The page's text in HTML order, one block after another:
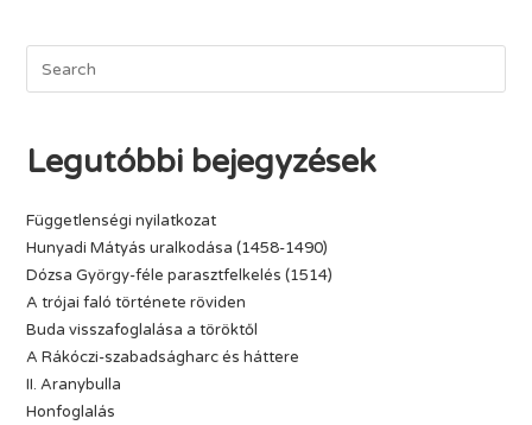
Legutóbbi bejegyzések
Függetlenségi nyilatkozat
Hunyadi Mátyás uralkodása (1458-1490)
Dózsa György-féle parasztfelkelés (1514)
A trójai faló története röviden
Buda visszafoglalása a töröktől
A Rákóczi-szabadságharc és háttere
II. Aranybulla
Honfoglalás